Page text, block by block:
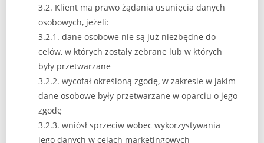
3.2. Klient ma prawo żądania usunięcia danych
osobowych, jeżeli:
3.2.1. dane osobowe nie są już niezbędne do
celów, w których zostały zebrane lub w których
były przetwarzane
3.2.2. wycofał określoną zgodę, w zakresie w jakim
dane osobowe były przetwarzane w oparciu o jego
zgodę
3.2.3. wniósł sprzeciw wobec wykorzystywania
jego danych w celach marketingowych